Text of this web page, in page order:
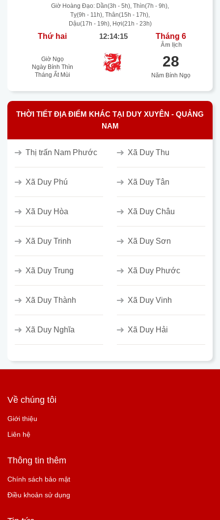
Giờ Hoàng Đạo: Dần(3h - 5h), Thìn(7h - 9h),
Tỵ(9h - 11h), Thân(15h - 17h),
Dậu(17h - 19h), Hợi(21h - 23h)
Thứ hai 12:14:16 Tháng 6
Âm lịch
Giờ Ngọ
Ngày Bính Thìn
Tháng Ất Mùi
28
Năm Bính Ngọ
THỜI TIẾT ĐỊA ĐIỂM KHÁC TẠI DUY XUYÊN - QUẢNG
NAM
Thị trấn Nam Phước Xã Duy Thu
Xã Duy Phú Xã Duy Tân
Xã Duy Hòa Xã Duy Châu
Xã Duy Trinh Xã Duy Sơn
Xã Duy Trung Xã Duy Phước
Xã Duy Thành Xã Duy Vinh
Xã Duy Nghĩa Xã Duy Hải
Về chúng tôi
Giới thiệu
Liên hệ
Thông tin thêm
Chính sách bảo mật
Điều khoản sử dụng